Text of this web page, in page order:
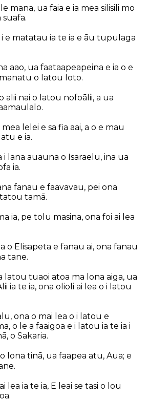
mana, ua faia e ia mea silisili mo
suafa.
e matatau ia te ia e āu tupulaga
aao, ua faataapeapeina e ia o e
o latou loto.
alii nai o latou nofoālii, a ua
lelei e sa fia aai, a o e mau
e ia.
i lana auauna o Isaraelu, ina ua
ia.
fanau e faavavau, pei ona
tamā.
ia, pe tolu masina, ona foi ai lea
o Elisapeta e fanau ai, ona fanau
tane.
latou tuaoi atoa ma lona aiga, ua
ia te ia, ona olioli ai lea o i latou
ona o mai lea o i latou e
o le a faaigoa e i latou ia te ia i
o Sakaria.
lona tinā, ua faapea atu, Aua; e
lea ia te ia, E leai se tasi o lou